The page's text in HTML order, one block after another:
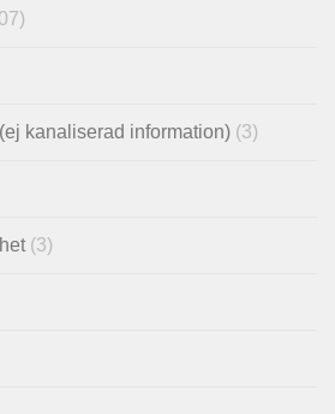
kanaliserad information) (3)
(3)